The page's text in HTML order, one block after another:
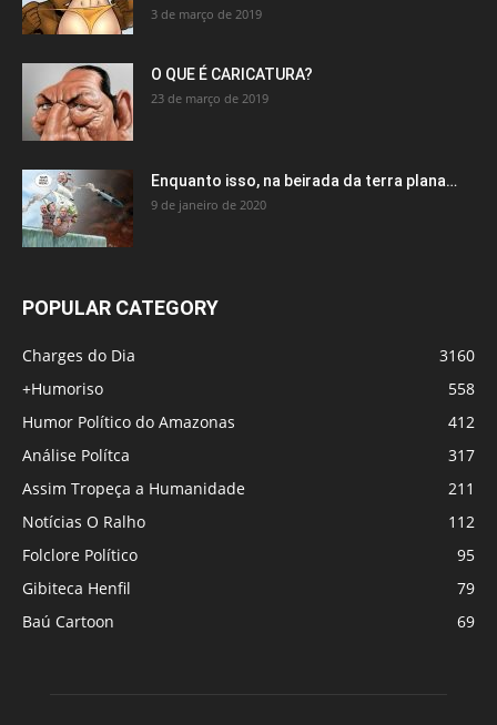
3 de março de 2019
O QUE É CARICATURA?
23 de março de 2019
Enquanto isso, na beirada da terra plana…
9 de janeiro de 2020
POPULAR CATEGORY
Charges do Dia
3160
+Humoriso
558
Humor Político do Amazonas
412
Análise Polítca
317
Assim Tropeça a Humanidade
211
Notícias O Ralho
112
Folclore Político
95
Gibiteca Henfil
79
Baú Cartoon
69